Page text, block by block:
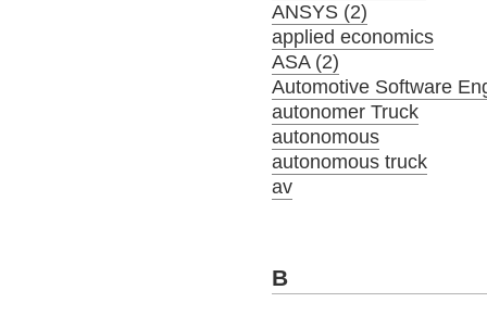
ANSYS (2)
applied economics
ASA (2)
Automotive Software
autonomer Truck
autonomous
autonomous truck
av
B